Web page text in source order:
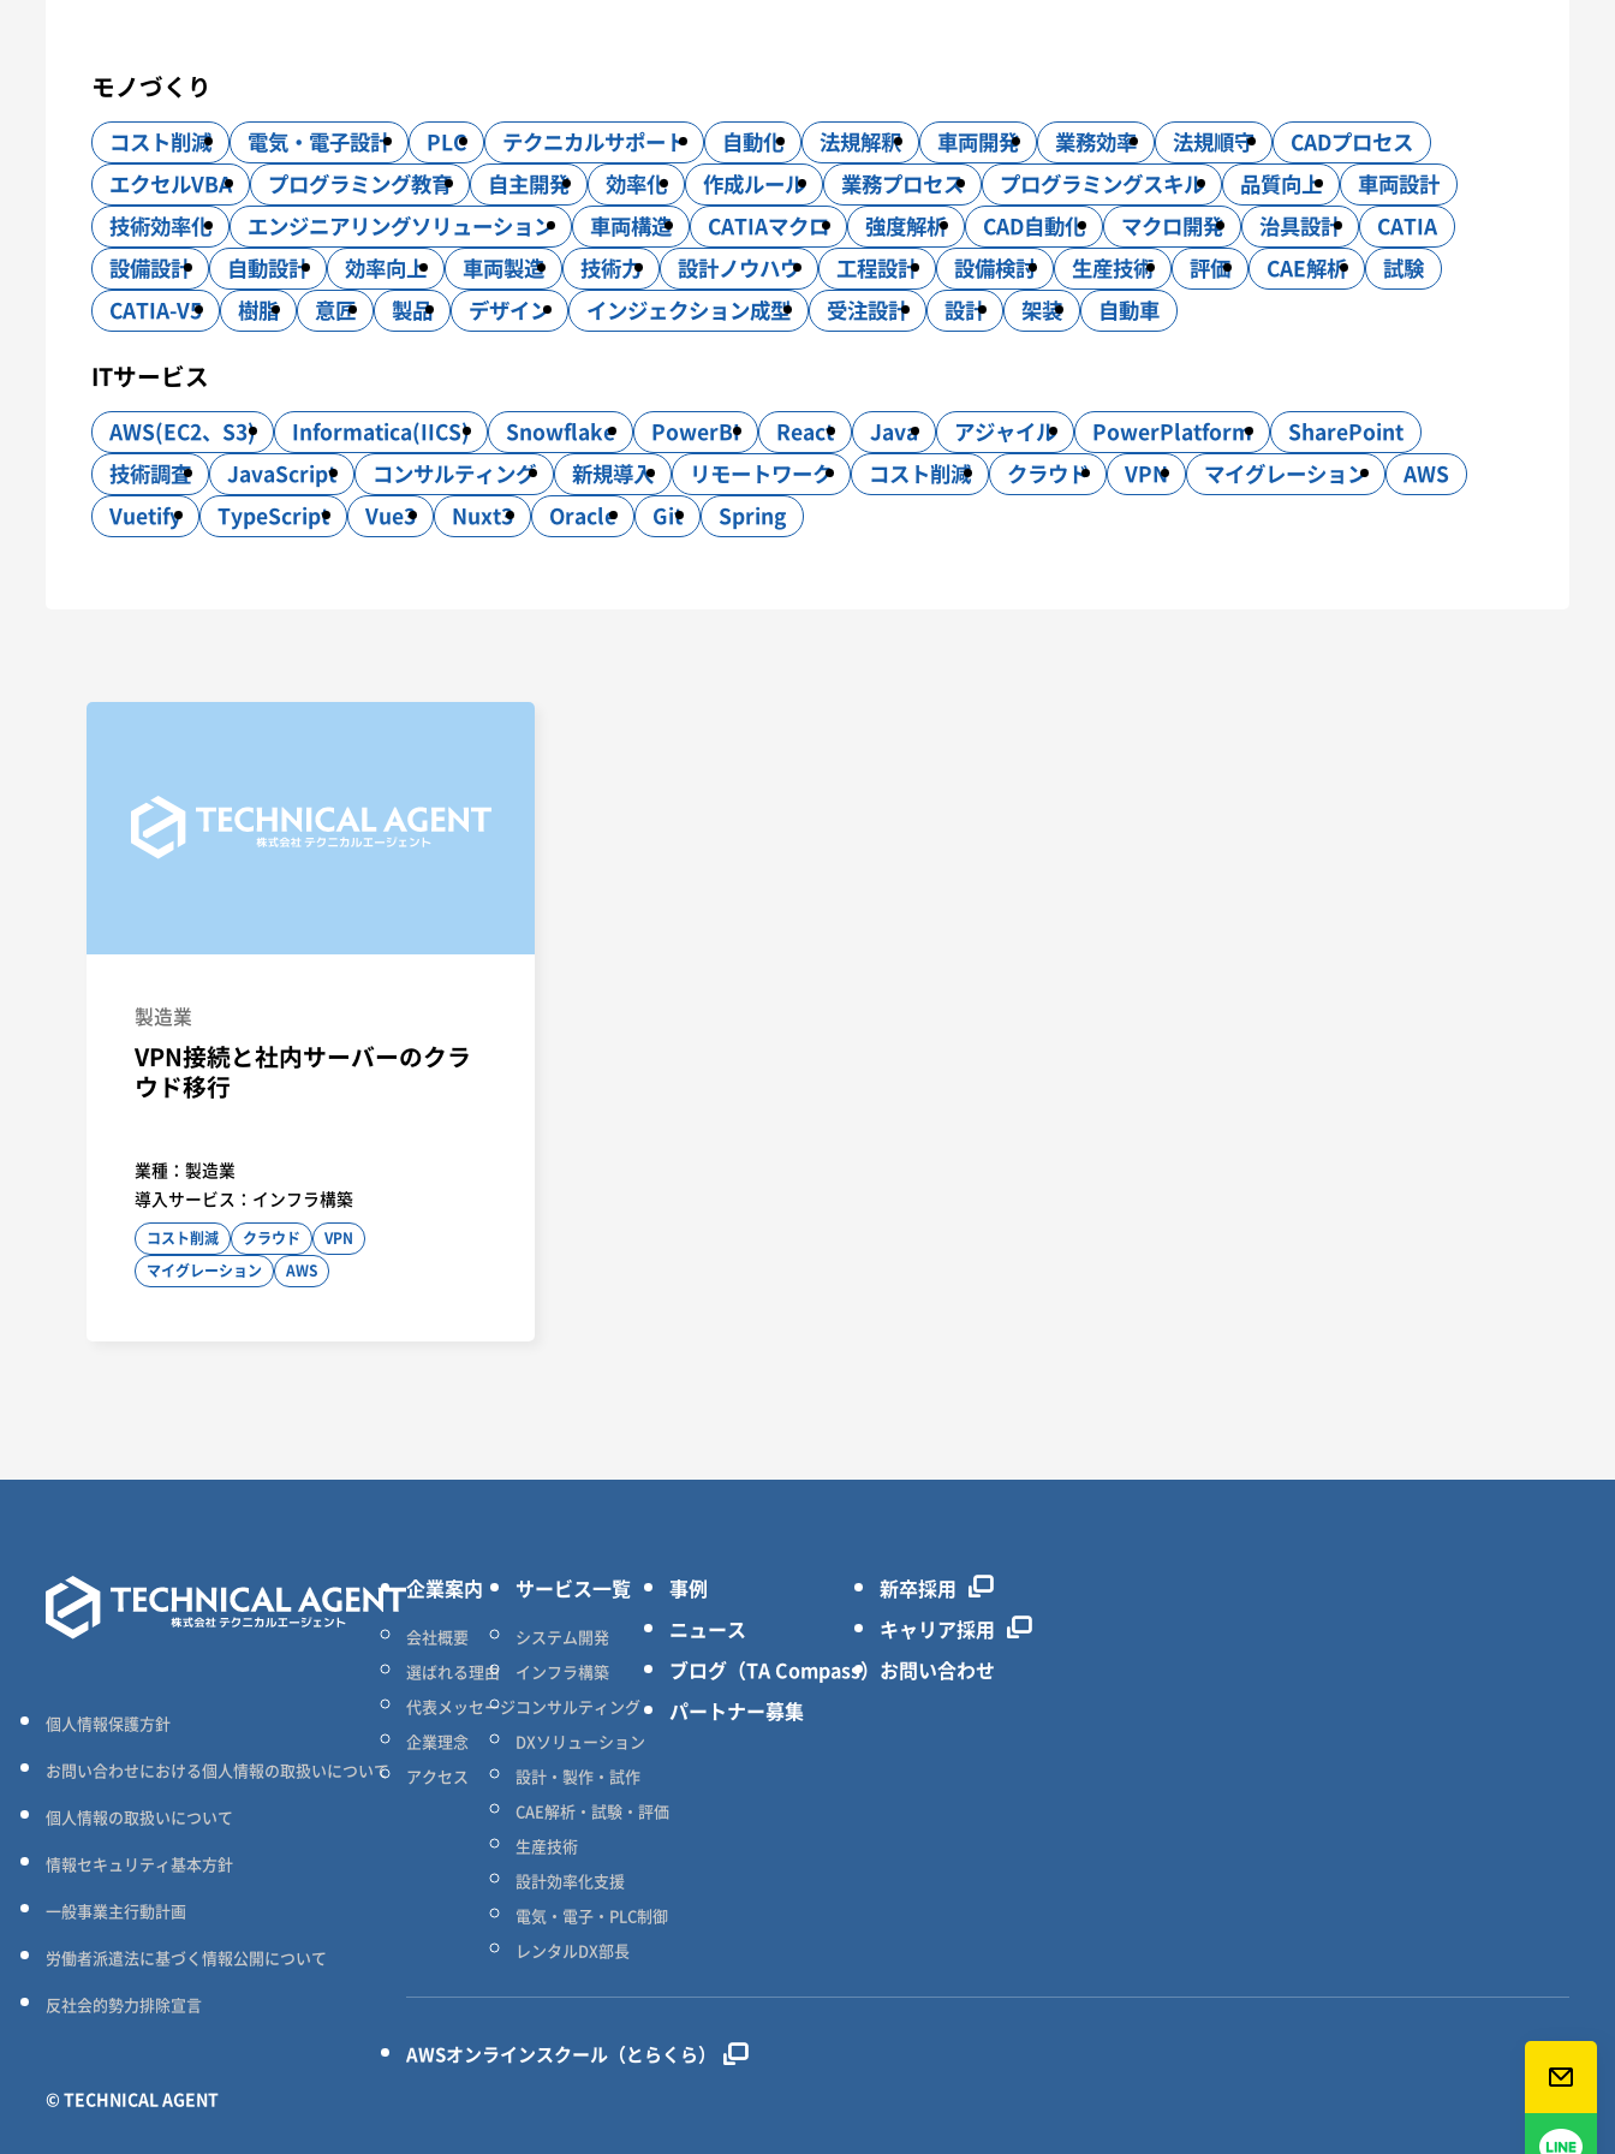
ITサービス
モノづくり 設計・製作・試作 CAE解析・試験・評価 生産技術 設計効率化支援 電気・電子・PLC制御
モノづくり
コスト削減 電気・電子設計 PLC テクニカルサポート 自動化 法規解釈 車両開発 業務効率 法規順守
CADプロセス
エクセルVBA
プログラミング教育 自主開発 効率化 作成ルール 業務プロセス プログラミングスキル 品質向上
車両設計
技術効率化
エンジニアリングソリューション 車両構造 CATIAマクロ 強度解析 CAD自動化 マクロ開発 治具設計
CATIA
設備設計
自動設計 効率向上 車両製造 技術力 設計ノウハウ 工程設計 設備検討 生産技術 評価 CAE解析
試験
CATIA-V5
樹脂 意匠 製品 デザイン インジェクション成型 受注設計 設計 架装 自動車
ITサービス
AWS(EC2、S3) Informatica(IICS) Snowflake PowerBI React Java アジャイル PowerPlatform
SharePoint
技術調査
JavaScript コンサルティング 新規導入 リモートワーク コスト削減 クラウド VPN マイグレーション
AWS
Vuetify
TypeScript Vue3 Nuxt3 Oracle Git Spring
製造業
VPN接続と社内サーバーのクラ
ウド移行
業種： 製造業
導入サービス： インフラ構築
コスト削減 クラウド
VPN
マイグレーション
AWS
個人情報保護方針
お問い合わせにおける個人情報の取扱いについて
個人情報の取扱いについて
情報セキュリティ基本方針
一般事業主行動計画
労働者派遣法に基づく情報公開について
反社会的勢力排除宣言
© TECHNICAL AGENT
企業案内
会社概要
選ばれる理由
代表メッセージ
企業理念
アクセス
サービス一覧
システム開発
インフラ構築
コンサルティング
DXソリューション
設計・製作・試作
CAE解析・試験・評価
生産技術
設計効率化支援
電気・電子・PLC制御
レンタルDX部長
事例
ニュース
ブログ（TA Compass）
パートナー募集
新卒採用
キャリア採用
お問い合わせ
AWSオンラインスクール（とらくら）